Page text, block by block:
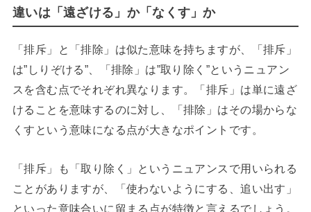
違いは「遠ざける」か「なくす」か
「排斥」と「排除」は似た意味を持ちますが、「排斥」
は”しりぞける”、「排除」は”取り除く”というニュアン
スを含む点でそれぞれ異なります。「排斥」は単に遠ざ
けることを意味するのに対し、「排除」はその場からな
くすという意味になる点が大きなポイントです。
「排斥」も「取り除く」というニュアンスで用いられる
ことがありますが、「使わないようにする、追い出す」
といった意味合いに留まる点が特徴と言えるでしょう。